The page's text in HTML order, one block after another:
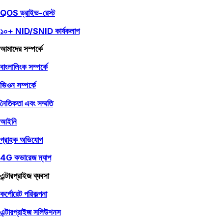
QOS ড্রাইভ-রেস্ট
১০+ NID/SNID কার্যকলাপ
আমাদের সম্পর্কে
বাংলালিংক সম্পর্কে
ভিওন সম্পর্কে
নৈতিকতা এবং সম্মতি
আইনি
গ্রাহক অভিযোগ
4G কভারেজ ম্যাপ
এন্টারপ্রাইজ ব্যবসা
কর্পোরেট পরিকল্পনা
এন্টারপ্রাইজ সলিউশনস